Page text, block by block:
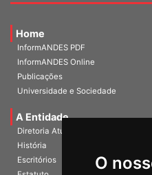
O
Home
InformANDES PDF
InformANDES Online
Publicações
Universidade e Sociedade
A Entidade
Diretoria Atual
História
Escritórios